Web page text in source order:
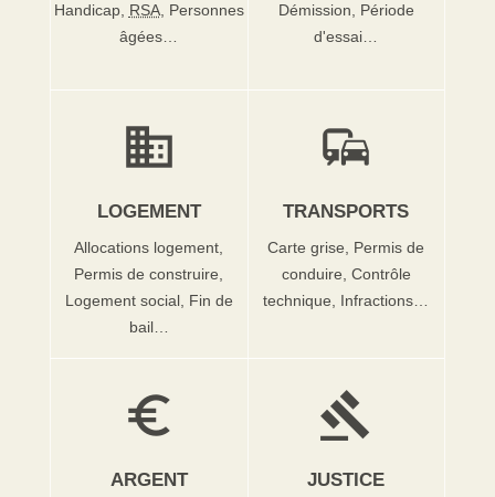
Handicap, RSA, Personnes
âgées…
Démission, Période
d'essai…
domain
LOGEMENT
Allocations logement,
Permis de construire,
Logement social, Fin de
bail…
commute
TRANSPORTS
Carte grise, Permis de
conduire, Contrôle
technique, Infractions…
euro_symbol
ARGENT
gavel
JUSTICE